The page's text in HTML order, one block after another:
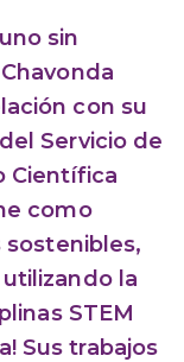
sin
con su
Servicio de
Científica
como
la
STEM
Sus trabajos